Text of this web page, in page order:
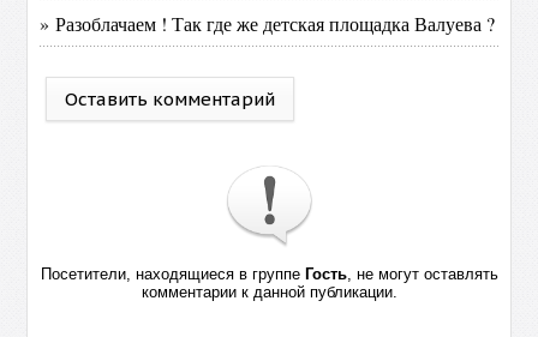
» Разоблачаем ! Так где же детская площадка Валуева ?
Оставить комментарий
Посетители, находящиеся в группе Гость, не могут оставлять
комментарии к данной публикации.